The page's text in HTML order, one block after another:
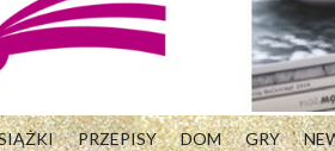
PRZEPISY DOM GRY